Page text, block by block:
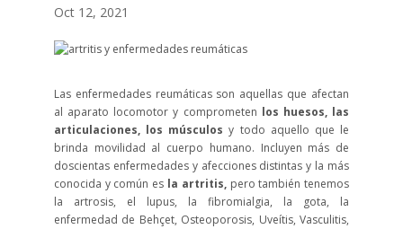
Oct 12, 2021
Las enfermedades reumáticas son aquellas que afectan
al aparato locomotor y comprometen los huesos, las
articulaciones, los músculosy todo aquello que le
brinda movilidad al cuerpo humano. Incluyen más de
doscientas enfermedades y afecciones distintas y la más
conocida y común es la artritis, pero también tenemos
la artrosis, el lupus, la fibromialgia, la gota, la
enfermedad de Behçet, Osteoporosis, Uveítis, Vasculitis,